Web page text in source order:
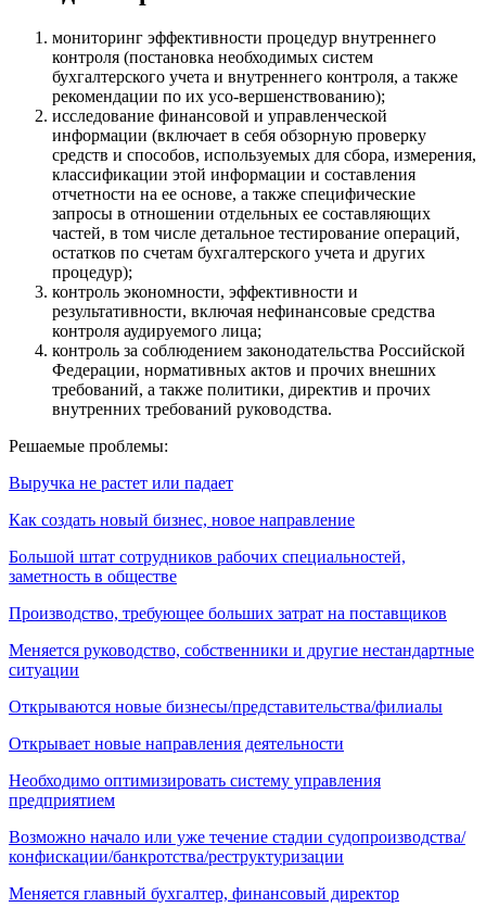
мониторинг эффективности процедур внутреннего
контроля (постановка необходимых систем
бухгалтерского учета и внутреннего контроля, а также
рекомендации по их усо-вершенствованию);
исследование финансовой и управленческой
информации (включает в себя обзорную проверку
средств и способов, используемых для сбора, измерения,
классификации этой информации и составления
отчетности на ее основе, а также специфические
запросы в отношении отдельных ее составляющих
частей, в том числе детальное тестирование операций,
остатков по счетам бухгалтерского учета и других
процедур);
контроль экономности, эффективности и
результативности, включая нефинансовые средства
контроля аудируемого лица;
контроль за соблюдением законодательства Российской
Федерации, нормативных актов и прочих внешних
требований, а также политики, директив и прочих
внутренних требований руководства.
Решаемые проблемы:
Выручка не растет или падает
Как создать новый бизнес, новое направление
Большой штат сотрудников рабочих специальностей,
заметность в обществе
Производство, требующее больших затрат на поставщиков
Меняется руководство, собственники и другие нестандартные
ситуации
Открываются новые бизнесы/представительства/филиалы
Открывает новые направления деятельности
Необходимо оптимизировать систему управления
предприятием
Возможно начало или уже течение стадии судопроизводства/
конфискации/банкротства/реструктуризации
Меняется главный бухгалтер, финансовый директор